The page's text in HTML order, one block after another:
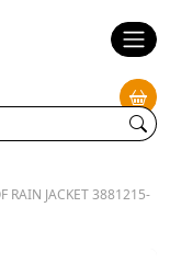
JACKET 3881215-